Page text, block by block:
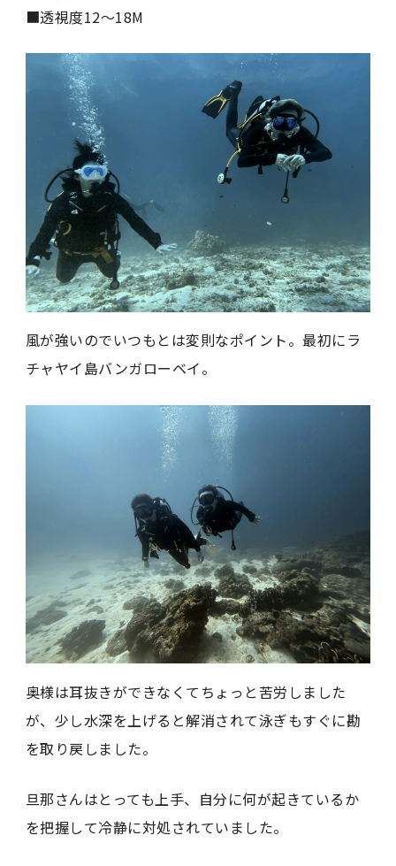
■透視度12～18M
風が強いのでいつもとは変則なポイント。最初にラ
チャヤイ島バンガローベイ。
奥様は耳抜きができなくてちょっと苦労しました
が、少し水深を上げると解消されて泳ぎもすぐに勘
を取り戻しました。
旦那さんはとっても上手、自分に何が起きているか
を把握して冷静に対処されていました。